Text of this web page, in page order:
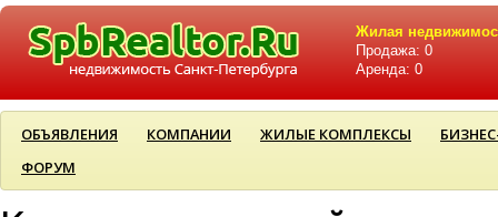
Жилая
Продажа: 0
Аренда: 0
ОБЪЯВЛЕНИЯ КОМПАНИИ ЖИЛЫЕ КОМПЛЕКСЫ
ФОРУМ